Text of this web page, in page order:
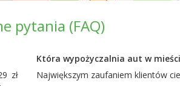
pytania (FAQ)
zł
Która wypożyczalnia aut w
Największym zaufaniem klientów